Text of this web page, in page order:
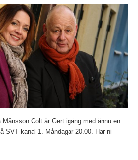
Colt är Gert igång med ännu en
SVT kanal 1. Måndagar 20.00. Har ni